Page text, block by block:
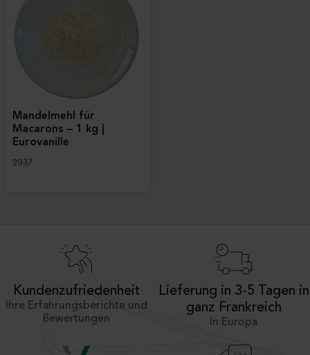
Mandelmehl für
Macarons – 1 kg |
Eurovanille
2937
Kundenzufriedenheit
Ihre Erfahrungsberichte und
Bewertungen
Lieferung in 3-5 Tagen in
ganz Frankreich
In Europa